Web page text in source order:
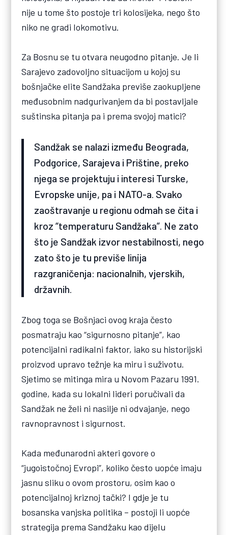
nije u tome što postoje tri kolosijeka, nego što
niko ne gradi lokomotivu.
Za Bosnu se tu otvara neugodno pitanje. Je li
Sarajevo zadovoljno situacijom u kojoj su
bošnjačke elite Sandžaka previše zaokupljene
međusobnim nadgurivanjem da bi postavljale
suštinska pitanja pa i prema svojoj matici?
Sandžak se nalazi između Beograda,
Podgorice, Sarajeva i Prištine, preko
njega se projektuju i interesi Turske,
Evropske unije, pa i NATO-a. Svako
zaoštravanje u regionu odmah se čita i
kroz “temperaturu Sandžaka”. Ne zato
što je Sandžak izvor nestabilnosti, nego
zato što je tu previše linija
razgraničenja: nacionalnih, vjerskih,
državnih.
Zbog toga se Bošnjaci ovog kraja često
posmatraju kao “sigurnosno pitanje”, kao
potencijalni radikalni faktor, iako su historijski
proizvod upravo težnje ka miru i suživotu.
Sjetimo se mitinga mira u Novom Pazaru 1991.
godine, kada su lokalni lideri poručivali da
Sandžak ne želi ni nasilje ni odvajanje, nego
ravnopravnost i sigurnost.
Kada međunarodni akteri govore o
“jugoistočnoj Evropi”, koliko često uopće imaju
jasnu sliku o ovom prostoru, osim kao o
potencijalnoj kriznoj tački? I gdje je tu
bosanska vanjska politika – postoji li uopće
strategija prema Sandžaku kao dijelu